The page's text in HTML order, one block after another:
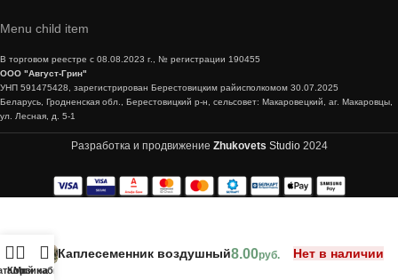
Menu child item
В торговом реестре с 08.08.2023 г., № регистрации 190455
ООО "Август-Грин"
УНП 591475428, зарегистрирован Берестовицким райисполкомом 30.07.2025
Беларусь, Гродненская обл., Берестовицкий р-н, сельсовет: Макаровецкий, аг. Макаровцы,
ул. Лесная, д. 5-1
Разработка и продвижение Zhukovets Studio 2024
Корзина
Мой кабинет
Каплесеменник воздушный8.00руб. Нет в наличии